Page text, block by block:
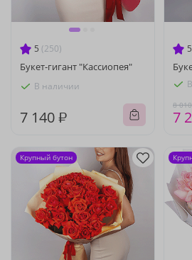
5 (250)
Букет-гигант "Кассиопея"
В наличии
7 140 ₽
5
8
7
Крупный бутон